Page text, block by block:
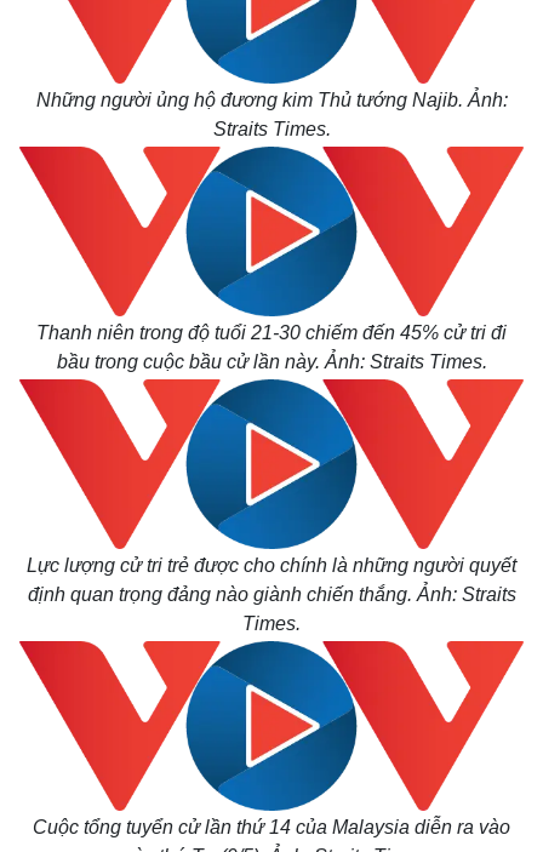
Kinh tế
Bất động sản
Khởi nghiệp
Thị trường
Giá vàng
Tiêu dùng
Tỷ giá
Chứng khoán
Giá cà phê
Những người ủng hộ đương kim Thủ tướng Najib. Ảnh:
Straits Times.
Thanh niên trong độ tuổi 21-30 chiếm đến 45% cử tri đi
bầu trong cuộc bầu cử lần này. Ảnh: Straits Times.
Lực lượng cử tri trẻ được cho chính là những người quyết
định quan trọng đảng nào giành chiến thắng. Ảnh: Straits
Times.
Cuộc tổng tuyển cử lần thứ 14 của Malaysia diễn ra vào